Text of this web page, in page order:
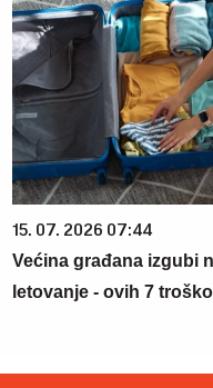
15. 07. 2026 07:44
Većina građana izgubi
letovanje - ovih 7